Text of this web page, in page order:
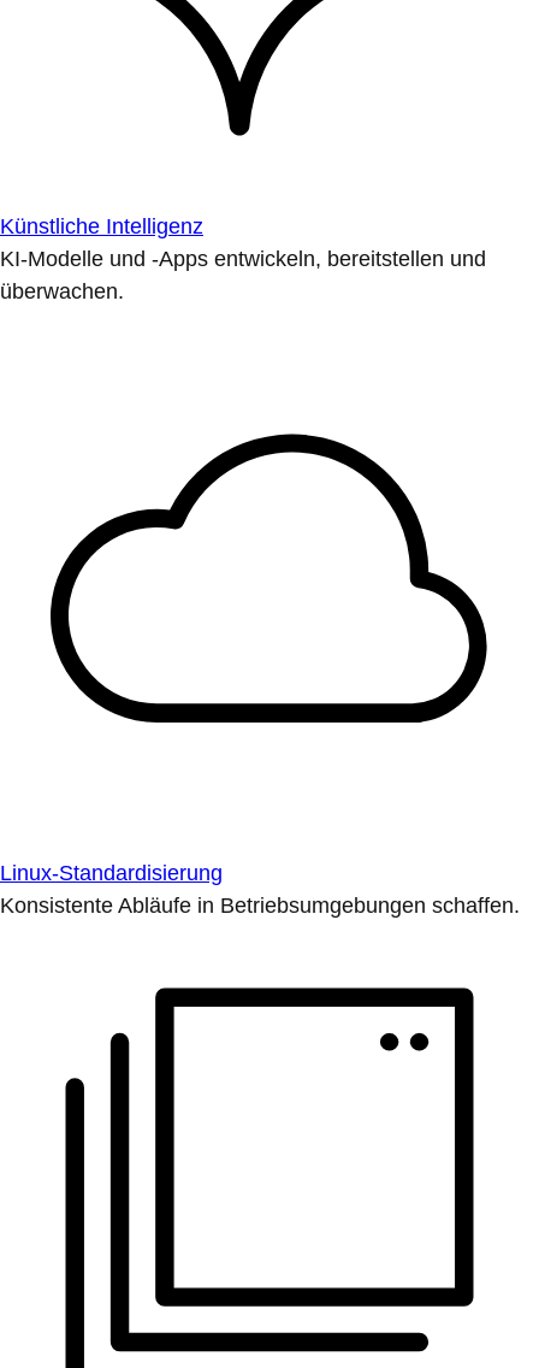
Künstliche Intelligenz
KI-Modelle und -Apps entwickeln, bereitstellen und
überwachen.
Linux-Standardisierung
Konsistente Abläufe in Betriebsumgebungen schaffen.